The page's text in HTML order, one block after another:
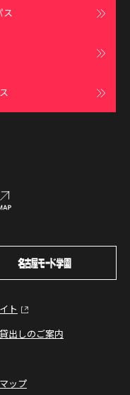
ス
ト
出しのご案内
ップ